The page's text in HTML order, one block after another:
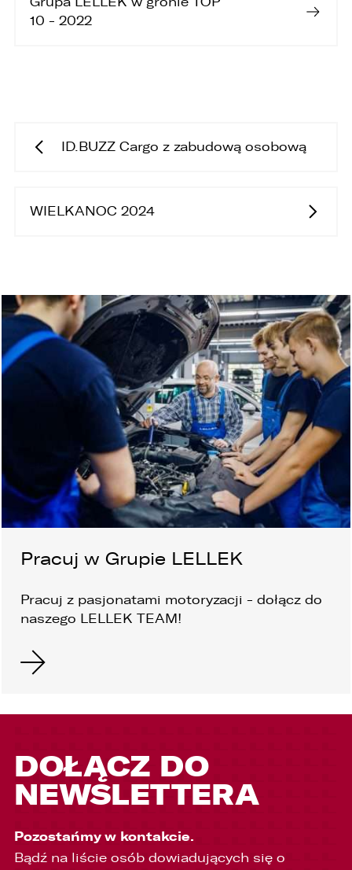
10 - 2022
ID.BUZZ Cargo z zabudową osobową
WIELKANOC 2024
Pracuj w Grupie LELLEK
Pracuj z pasjonatami motoryzacji - dołącz do
naszego LELLEK TEAM!
DOŁĄCZ DO
NEWSLETTERA
Pozostańmy w kontakcie.
Bądź na liście osób dowiadujących się o
6. Administrator nie przekazuje danych
osobowych do państwa trzeciego lub